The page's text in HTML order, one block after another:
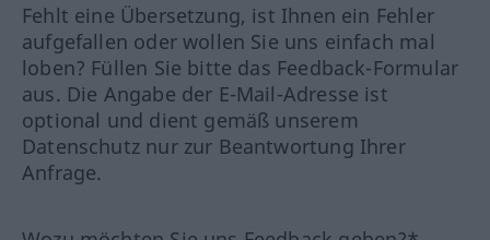
Fehlt eine Übersetzung, ist Ihnen ein Fehler
aufgefallen oder wollen Sie uns einfach mal
loben? Füllen Sie bitte das Feedback-Formular
aus. Die Angabe der E-Mail-Adresse ist
optional und dient gemäß unserem
Datenschutz nur zur Beantwortung Ihrer
Anfrage.